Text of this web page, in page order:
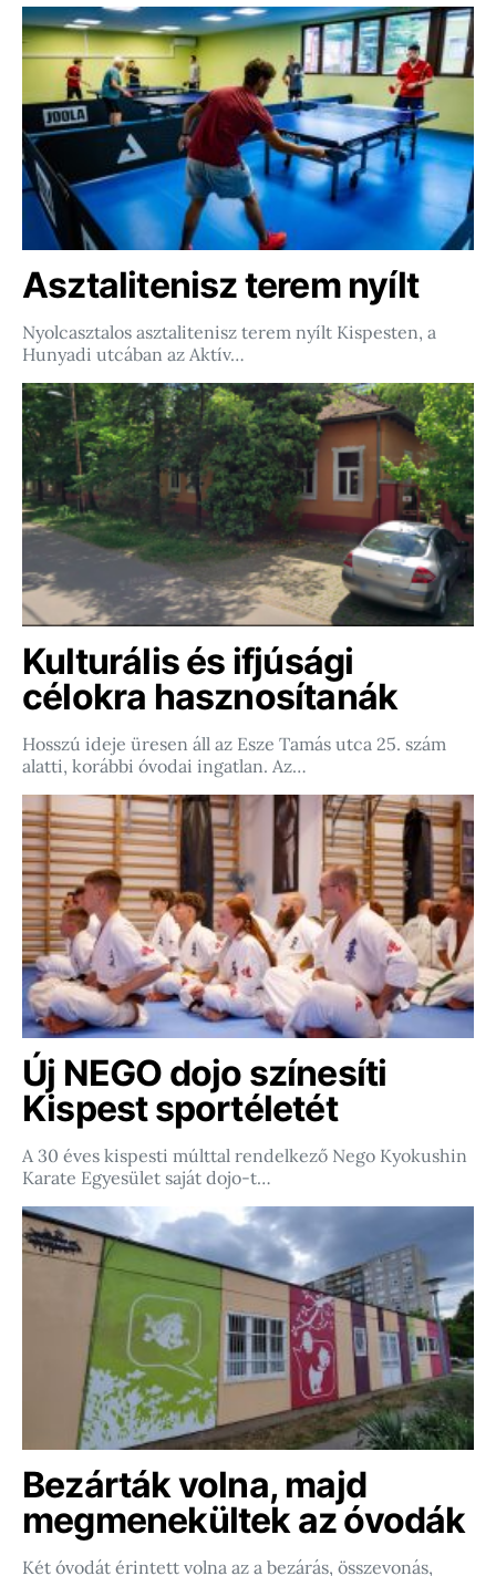
Asztalitenisz terem nyílt
Nyolcasztalos asztalitenisz terem nyílt Kispesten, a
Hunyadi utcában az Aktív…
Kulturális és ifjúsági
célokra hasznosítanák
Hosszú ideje üresen áll az Esze Tamás utca 25. szám
alatti, korábbi óvodai ingatlan. Az…
Új NEGO dojo színesíti
Kispest sportéletét
A 30 éves kispesti múlttal rendelkező Nego Kyokushin
Karate Egyesület saját dojo-t…
Bezárták volna, majd
megmenekültek az óvodák
Két óvodát érintett volna az a bezárás, összevonás,